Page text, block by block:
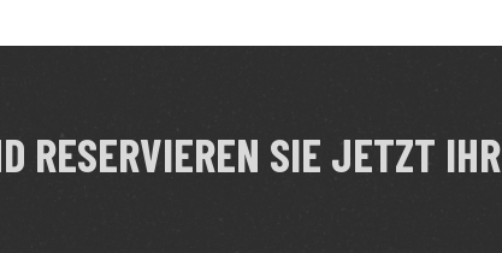
RESERVIEREN SIE JETZT IHR